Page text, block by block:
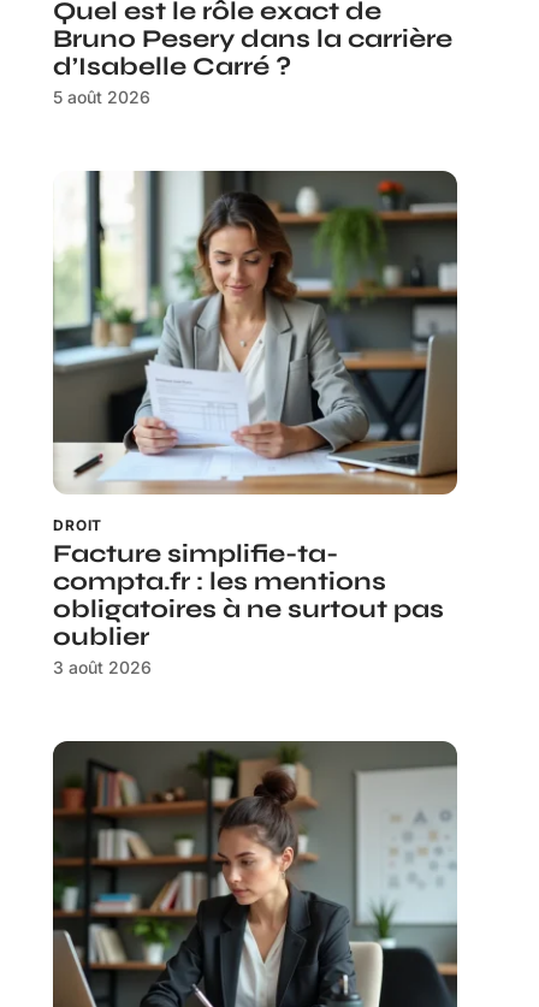
Quel est le rôle exact de
Bruno Pesery dans la carrière
d’Isabelle Carré ?
5 août 2026
DROIT
Facture simplifie-ta-
compta.fr : les mentions
obligatoires à ne surtout pas
oublier
3 août 2026